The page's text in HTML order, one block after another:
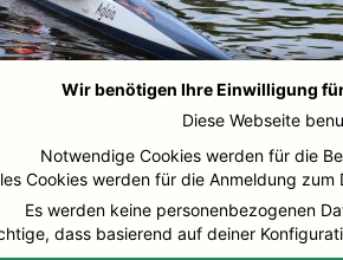
Wir benötigen Ihre Einwilligung
Diese Webseite
Notwendige Cookies werden für die
Cookies werden für die Anmeldung
Es werden keine personenbezogenen
dass basierend auf deiner